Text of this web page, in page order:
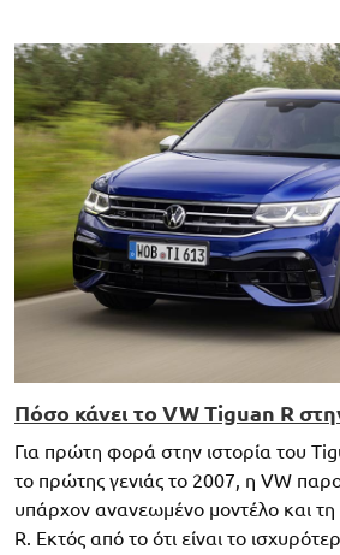
Πόσο κάνει το VW Tiguan R
Για πρώτη φορά στην ιστορία του
το πρώτης γενιάς το 2007, η VW
υπάρχον ανανεωμένο μοντέλο και
R. Εκτός από το ότι είναι το